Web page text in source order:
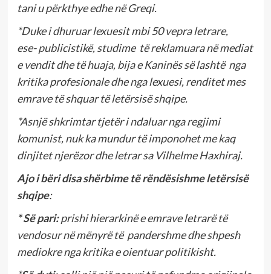
tani u përkthye edhe në Greqi.
*Duke i dhuruar lexuesit mbi 50 vepra letrare,
ese-publicistikë, studime të reklamuara në mediat
e vendit dhe të huaja, bija e Kaninës së lashtë nga
kritika profesionale dhe nga lexuesi, renditet mes
emrave të shquar të letërsisë shqipe.
*Asnjë shkrimtar tjetër i ndaluar nga regjimi
komunist, nuk ka mundur të imponohet me kaq
dinjitet njerëzor dhe letrar sa Vilhelme Haxhiraj.
Ajo i bëri disa shërbimetë rëndësishme letërsisë
shqipe:
* Së pari:prishi hierarkinë e emrave letrarë të
vendosur në mënyrë të pandershme dhe shpesh
mediokre nga kritika e oientuar politikisht.